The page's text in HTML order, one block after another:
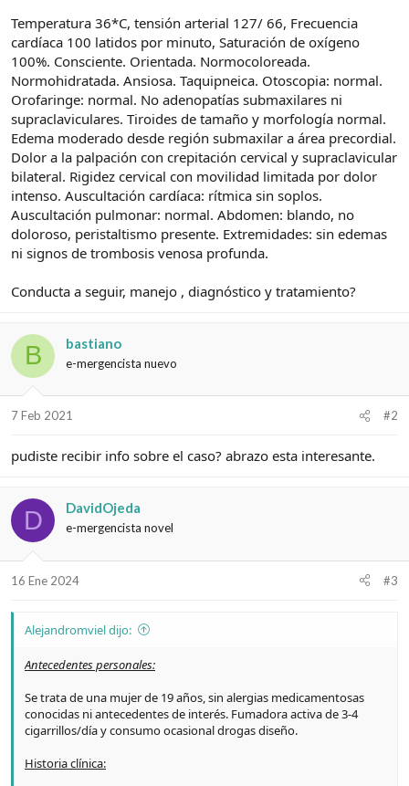
Temperatura 36*C, tensión arterial 127/ 66, Frecuencia
cardíaca 100 latidos por minuto, Saturación de oxígeno
100%. Consciente. Orientada. Normocoloreada.
Normohidratada. Ansiosa. Taquipneica. Otoscopia: normal.
Orofaringe: normal. No adenopatías submaxilares ni
supraclaviculares. Tiroides de tamaño y morfología normal.
Edema moderado desde región submaxilar a área precordial.
Dolor a la palpación con crepitación cervical y supraclavicular
bilateral. Rigidez cervical con movilidad limitada por dolor
intenso. Auscultación cardíaca: rítmica sin soplos.
Auscultación pulmonar: normal. Abdomen: blando, no
doloroso, peristaltismo presente. Extremidades: sin edemas
ni signos de trombosis venosa profunda.
Conducta a seguir, manejo , diagnóstico y tratamiento?
B bastiano
e-mergencista nuevo
7 Feb 2021 #2
pudiste recibir info sobre el caso? abrazo esta interesante.
D DavidOjeda
e-mergencista novel
16 Ene 2024 #3
Alejandromviel dijo:
Antecedentes personales:
Se trata de una mujer de 19 años, sin alergias medicamentosas
conocidas ni antecedentes de interés. Fumadora activa de 3-4
cigarrillos/día y consumo ocasional drogas diseño.
Historia clínica: